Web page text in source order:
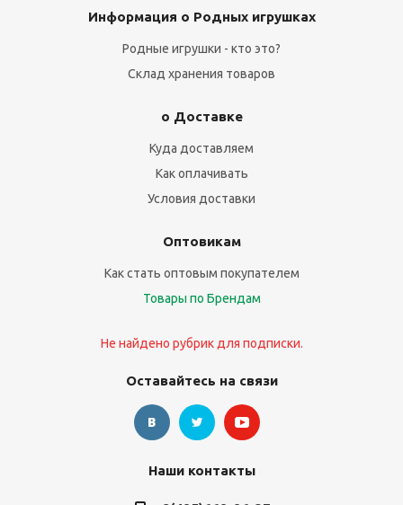
Информация о Родных игрушках
Родные игрушки - кто это?
Склад хранения товаров
о Доставке
Куда доставляем
Как оплачивать
Условия доставки
Оптовикам
Как стать оптовым покупателем
Товары по Брендам
Не найдено рубрик для подписки.
Оставайтесь на связи
Наши контакты